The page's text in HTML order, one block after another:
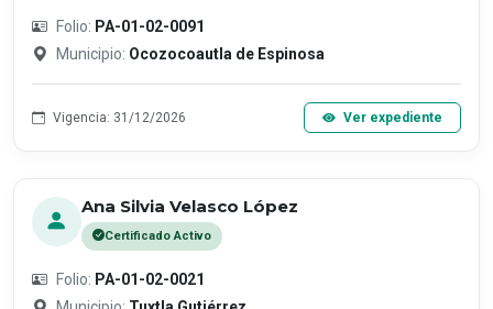
Folio: PA-01-02-0091
Municipio: Ocozocoautla de Espinosa
Vigencia: 31/12/2026 Ver expediente
Ana Silvia Velasco López
Certificado Activo
Folio: PA-01-02-0021